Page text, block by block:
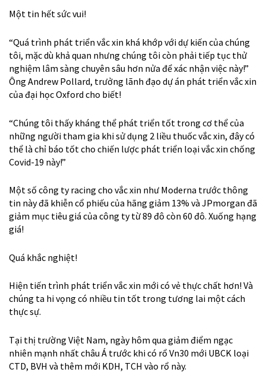
Một tin hết sức vui!
“Quá trình phát triển vắc xin khá khớp với dự kiến của chúng
tôi, mặc dù khả quan nhưng chúng tôi còn phải tiếp tục thử
nghiệm lâm sàng chuyên sâu hơn nửa để xác nhận việc này!”
Ông Andrew Pollard, trưởng lãnh đạo dự án phát triển vắc xin
của đại học Oxford cho biết!
“Chúng tôi thấy kháng thể phát triển tốt trong cơ thể của
những người tham gia khi sử dụng 2 liều thuốc vắc xin, đây có
thể là chỉ báo tốt cho chiến lược phát triển loại vắc xin chống
Covid-19 này!”
Một số công ty racing cho vắc xin như Moderna trước thông
tin này đã khiễn cổ phiếu của hãng giảm 13% và JPmorgan đã
giảm mục tiêu giá của công ty từ 89 đô còn 60 đô. Xuống hạng
giá!
Quá khắc nghiệt!
Hiện tiến trình phát triển vắc xin mới có vẻ thực chất hơn! Và
chúng ta hi vọng có nhiều tin tốt trong tương lai một cách
thực sự.
Tại thị trường Việt Nam, ngày hôm qua giảm điểm ngạc
nhiên mạnh nhất châu Á trước khi có rổ Vn30 mới UBCK loại
CTD, BVH và thêm mới KDH, TCH vào rổ này.